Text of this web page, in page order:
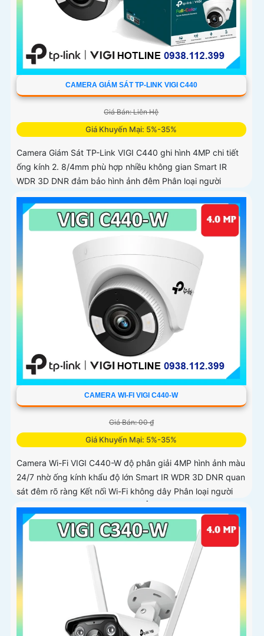
CAMERA GIÁM SÁT TP-LINK VIGI C440
Giá Bán: Liên Hệ
Giá Khuyến Mại: 5%-35%
Camera Giám Sát TP-Link VIGI C440 ghi hình 4MP chi tiết
ống kính 2. 8/4mm phù hợp nhiều không gian Smart IR
WDR 3D DNR đảm bảo hình ảnh đêm Phân loại người
phương tiện phát hiện xâm nhập chính xác Chuẩn nén H
CAMERA WI-FI VIGI C440-W
Giá Bán: 00 ₫
Giá Khuyến Mại: 5%-35%
Camera Wi-Fi VIGI C440-W độ phân giải 4MP hình ảnh màu
24/7 nhờ ống kính khẩu độ lớn Smart IR WDR 3D DNR quan
sát đêm rõ ràng Kết nối Wi-Fi không dây Phân loại người
phương tiện cảnh báo xâm nhập Âm thanh hai chiều Chuẩn
nén H.265+ Lưu trữ microSD 256GB IP66 chống nước